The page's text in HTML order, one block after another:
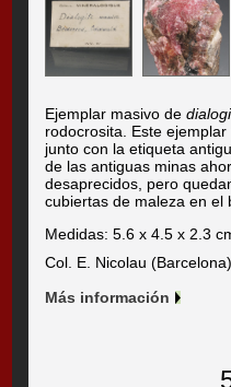
Ejemplar masivo de
rodocrosita. Este
junto con la etiqueta
de las antiguas minas
desaprecidos, pero
cubiertas de maleza en el
Medidas: 5.6 x 4.5 x 2.3
Col. E. Nicolau (Barcelona).
Más información